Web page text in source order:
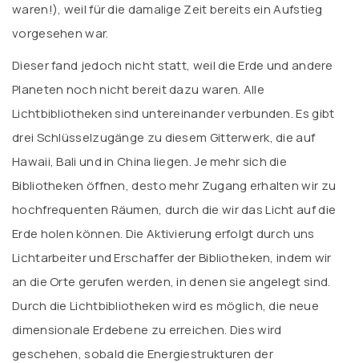
waren!), weil für die damalige Zeit bereits ein Aufstieg
vorgesehen war.
Dieser fand jedoch nicht statt, weil die Erde und andere
Planeten noch nicht bereit dazu waren. Alle
Lichtbibliotheken sind untereinander verbunden. Es gibt
drei Schlüsselzugänge zu diesem Gitterwerk, die auf
Hawaii, Bali und in China liegen. Je mehr sich die
Bibliotheken öffnen, desto mehr Zugang erhalten wir zu
hochfrequenten Räumen, durch die wir das Licht auf die
Erde holen können. Die Aktivierung erfolgt durch uns
Lichtarbeiter und Erschaffer der Bibliotheken, indem wir
an die Orte gerufen werden, in denen sie angelegt sind.
Durch die Lichtbibliotheken wird es möglich, die neue
dimensionale Erdebene zu erreichen. Dies wird
geschehen, sobald die Energiestrukturen der